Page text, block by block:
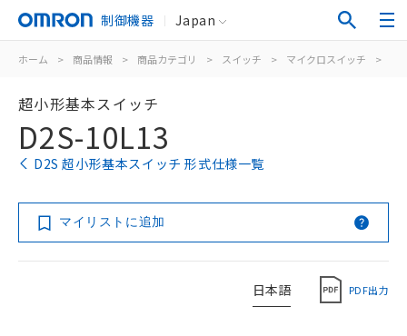
制御機器 Japan
ホーム > 商品情報 > 商品カテゴリ > スイッチ > マイクロスイッチ >
超小形基本スイッチ
D2S-10L13
D2S 超小形基本スイッチ 形式仕様一覧
マイリストに追加
日本語 PDF出力